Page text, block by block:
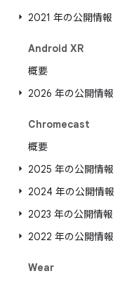
2021 年の公開情報
Android XR
概要
2026 年の公開情報
Chromecast
概要
2025 年の公開情報
2024 年の公開情報
2023 年の公開情報
2022 年の公開情報
Wear